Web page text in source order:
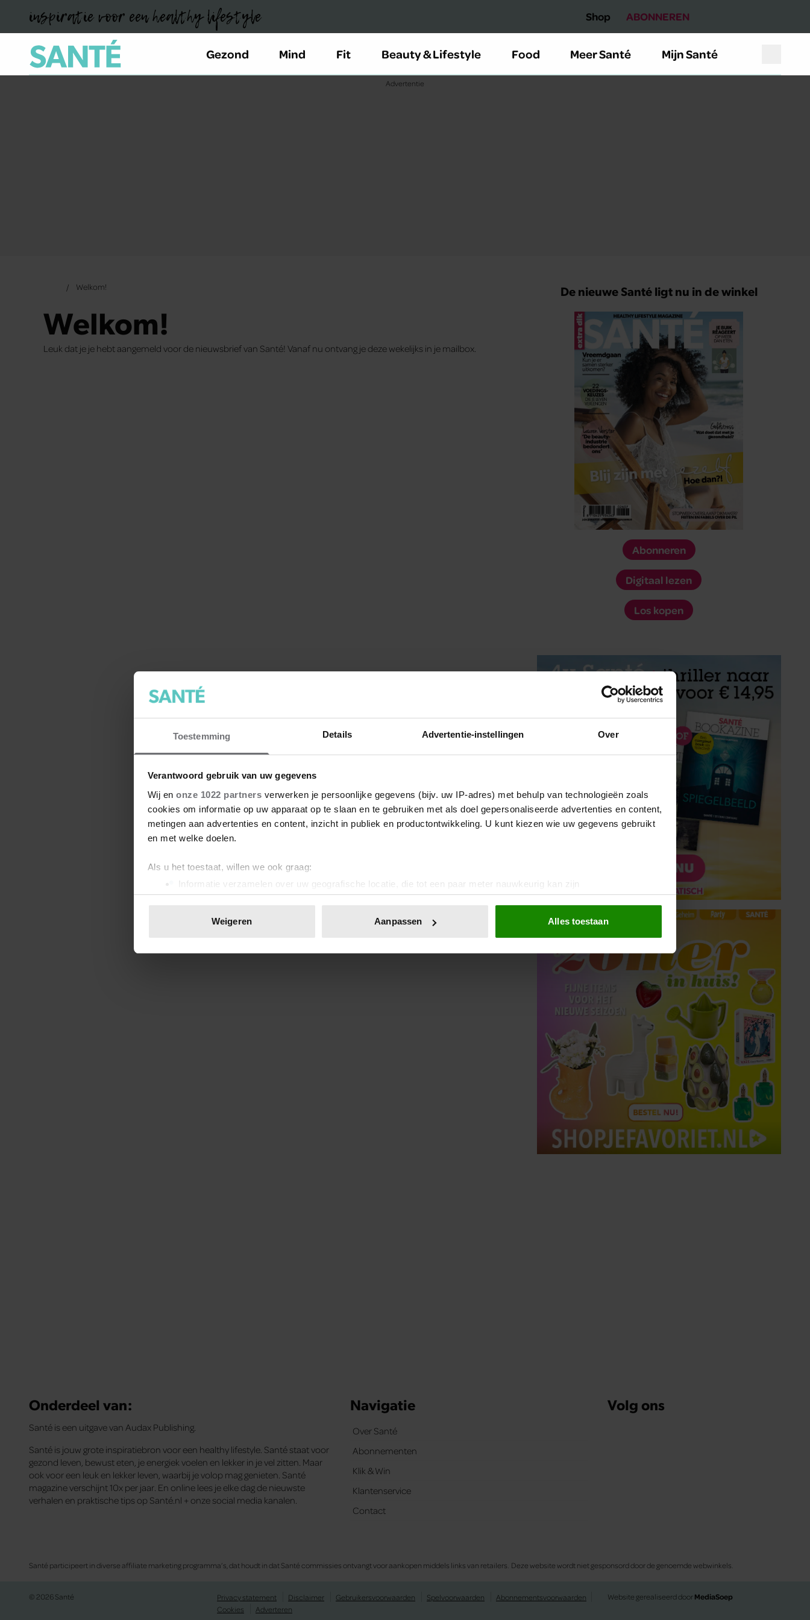
Toestemming Details Advertentie-instellingen Over
Verantwoord gebruik van uw gegevens
Wij en onze 1022 partners verwerken je persoonlijke gegevens (bijv. uw IP-adres) met behulp van technologieën zoals
cookies om informatie op uw apparaat op te slaan en te gebruiken met als doel gepersonaliseerde advertenties en content,
metingen aan advertenties en content, inzicht in publiek en productontwikkeling. U kunt kiezen wie uw gegevens gebruikt
en met welke doelen.
Als u het toestaat, willen we ook graag:
Informatie verzamelen over uw geografische locatie, die tot een paar meter nauwkeurig kan zijn
Uw apparaat identificeren door het actief te scannen op specifieke eigenschappen (fingerprinting)
toestemming op elk moment wijzigen of intrekken in de Cookieverklaring.
We gebruiken cookies om content en advertenties te personaliseren, om functies voor social media te bieden en om ons
websiteverkeer te analyseren. Ook delen we informatie over uw gebruik van onze site met onze partners voor social
media, adverteren en analyse. Deze partners kunnen deze gegevens combineren met andere informatie die u aan ze heeft
verstrekt of die ze hebben verzameld op basis van uw gebruik van hun services. U gaat akkoord met onze cookies als u
Weigeren Aanpassen Alles toestaan
inspiratie voor een healthy lifestyle Shop ABONNEREN
Gezond Mind Fit Beauty & Lifestyle Food Meer Santé Mijn Santé
Welkom!
Welkom!
Leuk dat je je hebt aangemeld voor de nieuwsbrief van Santé! Vanaf nu ontvang je deze wekelijks in je mailbox.
De nieuwe Santé ligt nu in de winkel
Abonneren
Digitaal lezen
Los kopen
Onderdeel van:
Santé is een uitgave van Audax Publishing.
Santé is jouw grote inspiratiebron voor een healthy lifestyle. Santé staat voor
gezond leven, bewust eten, je energiek voelen en lekker in je vel zitten. Maar
ook voor een leuk en lekker leven, waarbij je volop mag genieten. Santé
magazine verschijnt 10x per jaar. En online lees je elke dag de nieuwste
verhalen en praktische tips op Santé.nl + onze social media kanalen.
Navigatie
Over Santé
Abonnementen
Klik & Win
Klantenservice
Contact
Volg ons
Santé participeert in diverse affiliate marketing programma’s, dat houdt in dat Santé commissies ontvangt voor aankopen middels links van retailers. Deze website wordt niet gesponsord door de genoemde webwinkels.
© 2026 Santé Privacy statement Disclaimer Gebruikersvoorwaarden Spelvoorwaarden
Abonnementsvoorwaarden
Cookies
Adverteren
Website gerealiseerd doorMediaSoep